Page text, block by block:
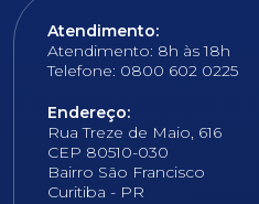
Atendimento:
Atendimento: 8h às 18h
Telefone: 0800 602 0225
Endereço:
Rua Treze de Maio, 616
CEP 80510-030
Bairro São Francisco
Curitiba - PR